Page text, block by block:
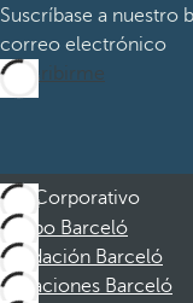
Suscríbase a nuestro
correo electrónico
Suscribirme
Corporativo
Grupo Barceló
Fundación Barceló
Vacaciones Barceló